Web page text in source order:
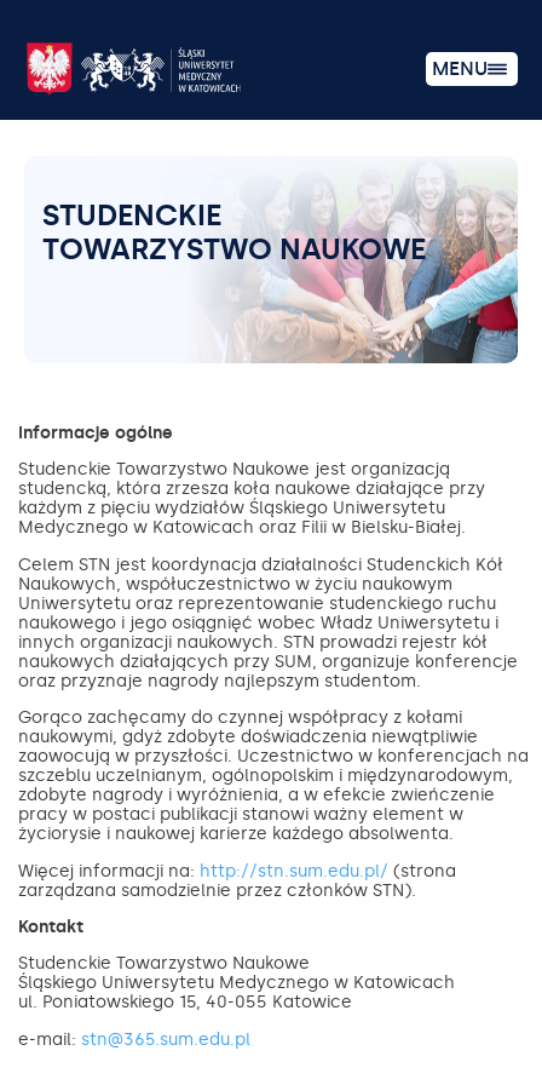
MENU
STUDENCKIE
TOWARZYSTWO NAUKOWE
Informacje ogólne
Studenckie Towarzystwo Naukowe jest organizacją
studencką, która zrzesza koła naukowe działające przy
każdym z pięciu wydziałów Śląskiego Uniwersytetu
Medycznego w Katowicach oraz Filii w Bielsku-Białej.
Celem STN jest koordynacja działalności Studenckich Kół
Naukowych, współuczestnictwo w życiu naukowym
Uniwersytetu oraz reprezentowanie studenckiego ruchu
naukowego i jego osiągnięć wobec Władz Uniwersytetu i
innych organizacji naukowych. STN prowadzi rejestr kół
naukowych działających przy SUM, organizuje konferencje
oraz przyznaje nagrody najlepszym studentom.
Gorąco zachęcamy do czynnej współpracy z kołami
naukowymi, gdyż zdobyte doświadczenia niewątpliwie
zaowocują w przyszłości. Uczestnictwo w konferencjach na
szczeblu uczelnianym, ogólnopolskim i międzynarodowym,
zdobyte nagrody i wyróżnienia, a w efekcie zwieńczenie
pracy w postaci publikacji stanowi ważny element w
życiorysie i naukowej karierze każdego absolwenta.
Więcej informacji na: http://stn.sum.edu.pl/ (strona
zarządzana samodzielnie przez członków STN).
Kontakt
Studenckie Towarzystwo Naukowe
Śląskiego Uniwersytetu Medycznego w Katowicach
ul. Poniatowskiego 15, 40-055 Katowice
e-mail: stn@365.sum.edu.pl